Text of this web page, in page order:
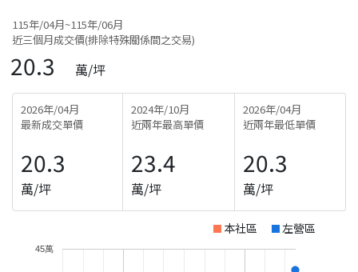
115年/04月~115年/06月
近三個月成交價(排除特殊關係間之交易)
20.3 萬/坪
2026年/04月
最新成交單價
20.3
萬/坪
2024年/10月
近兩年最高單價
23.4
萬/坪
2026年/04月
近兩年最低單價
20.3
萬/坪
本社區 左營區
45萬